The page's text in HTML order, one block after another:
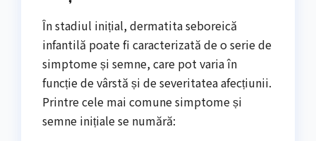
În stadiul inițial, dermatita seboreică
infantilă poate fi caracterizată de o serie de
simptome și semne, care pot varia în
funcție de vârstă și de severitatea afecțiunii.
Printre cele mai comune simptome și
semne inițiale se numără: